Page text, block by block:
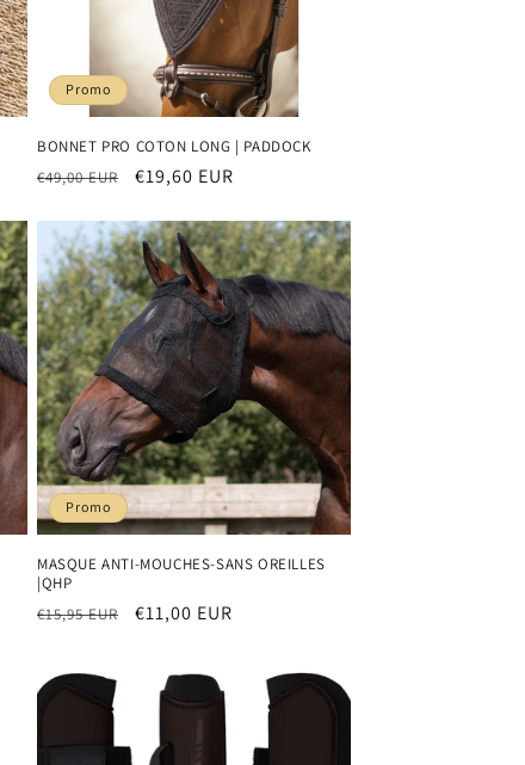
Promo
BONNET PRO COTON LONG | PADDOCK
Prix
€49,00 EUR
Prix
€19,60 EUR
Promo
MASQUE ANTI-MOUCHES-SANS OREILLES
|QHP
Prix
€15,95 EUR
Prix
€11,00 EUR